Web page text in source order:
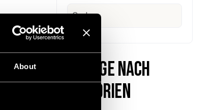
About
Beiträge nach
Kategorien